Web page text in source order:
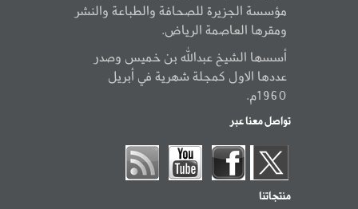
مؤسسة الجزيرة للصحافة والطباعة والنشر
ومقرها العاصمة الرياض.
أسسها الشيخ عبدالله بن خميس وصدر
عددها الاول كمجلة شهرية في أبريل
1960م.
تواصل معنا عبر
منتجاتنا